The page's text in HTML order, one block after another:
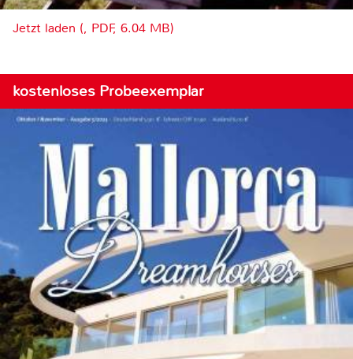
Jetzt laden (, PDF, 6.04 MB)
kostenloses Probeexemplar